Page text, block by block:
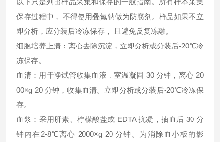
以下只是列出样品采集和保存的一般指南。所有样本采集
保存过程中， 不得使用叠氮钠做为防腐剂。样品如果不立
即分析，应分装后冷冻保存， 且避免反复冻融。
细胞培养上清：离心去除沉淀，立即分析或分装后-20℃冷
冻保存。
血清：用干净试管收集血液，室温凝固 30 分钟，离心 20
00×g 20 分钟，收集血清。立即分析或分装后-20℃冷冻保
存。
血浆：采用肝素、柠檬酸盐或 EDTA 抗凝，抽血后 30 分
钟内在2-8℃离心 2000×g 20 分钟。为消除血小板的影